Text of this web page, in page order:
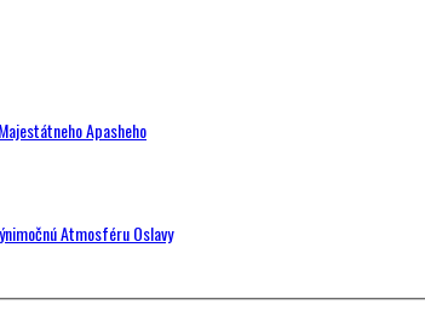
Apasheho
Atmosféru Oslavy